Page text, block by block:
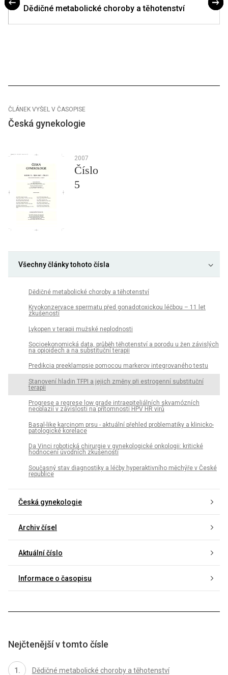
Dědičné metabolické choroby a těhotenství
ČLÁNEK VYŠEL V ČASOPISE
Česká gynekologie
2007
Číslo
5
Všechny články tohoto čísla
Dědičné metabolické choroby a těhotenství
Kryokonzervace spermatu před gonadotoxickou léčbou – 11 let
zkušeností
Lykopen v terapii mužské neplodnosti
Socioekonomická data, průběh těhotenství a porodu u žen závislých
na opioidech a na substituční terapii
Predikcia preeklampsie pomocou markerov integrovaného testu
Stanovení hladin TFPI a jejich změny při estrogenní substituční
terapii
Progrese a regrese low grade intraepiteliálních skvamózních
neoplazií v závislosti na přítomnosti HPV HR virů
Basal-like karcinom prsu - aktuální přehled problematiky a klinicko-
patologické korelace
Da Vinci robotická chirurgie v gynekologické onkologii: kritické
hodnocení úvodních zkušeností
Současný stav diagnostiky a léčby hyperaktivního měchýře v České
republice
Česká gynekologie
Archiv čísel
Aktuální číslo
Informace o časopisu
Nejčtenější v tomto čísle
Dědičné metabolické choroby a těhotenství